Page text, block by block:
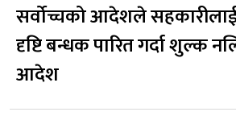
सर्वोच्चको आदेशले
दृष्टि बन्धक पारित गर्दा शुल्क
आदेश